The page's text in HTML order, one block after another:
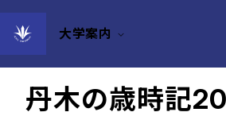
大学案内
2024年06月10日
丹木の歳時記